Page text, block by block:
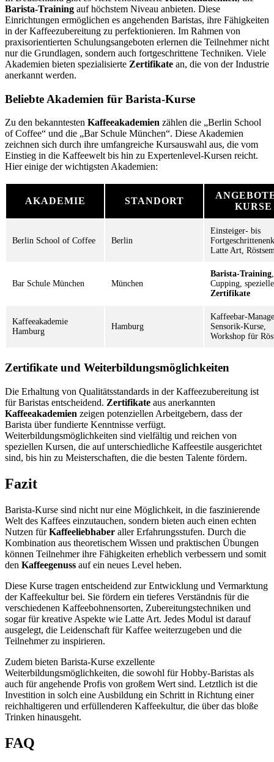
Barista-Training auf höchstem Niveau anbieten. Diese
Einrichtungen ermöglichen es angehenden Baristas, ihre Fähigkeiten
in der Kaffeezubereitung zu perfektionieren. Im Rahmen von
praxisorientierten Schulungsangeboten erlernen die Teilnehmer nicht
nur die Grundlagen, sondern auch fortgeschrittene Techniken. Viele
Akademien bieten spezialisierte Zertifikate an, die von der Industrie
anerkannt werden.
Beliebte Akademien für Barista-Kurse
Zu den bekanntesten Kaffeeakademien zählen die „Berlin School
of Coffee“ und die „Bar Schule München“. Diese Akademien
zeichnen sich durch ihre umfangreiche Kursauswahl aus, die vom
Einstieg in die Kaffeewelt bis hin zu Expertenlevel-Kursen reicht.
Hier einige der wichtigsten Akademien:
AKADEMIE STANDORT
KURSE
Berlin School of Coffee Berlin
Einsteiger- bis
Latte Art,
Bar Schule München München
Barista-Training,
Cupping, spezielle
Zertifikate
Kaffeeakademie
Hamburg
Hamburg
Kaffeebar-
Sensorik-Kurse,
Workshop für
Zertifikate und Weiterbildungsmöglichkeiten
Die Erhaltung von Qualitätsstandards in der Kaffeezubereitung ist
für Baristas entscheidend. Zertifikate aus anerkannten
Kaffeeakademien zeigen potenziellen Arbeitgebern, dass der
Barista über fundierte Kenntnisse verfügt.
Weiterbildungsmöglichkeiten sind vielfältig und reichen von
speziellen Kursen, die auf unterschiedliche Kaffeestile ausgerichtet
sind, bis hin zu Meisterschaften, die die besten Talente fördern.
Fazit
Barista-Kurse sind nicht nur eine Möglichkeit, in die faszinierende
Welt des Kaffees einzutauchen, sondern bieten auch einen echten
Nutzen fürKaffeeliebhaber aller Erfahrungsstufen. Durch die
Kombination aus theoretischem Wissen und praktischen Übungen
können Teilnehmer ihre Fähigkeiten erheblich verbessern und somit
den Kaffeegenuss auf ein neues Level heben.
Diese Kurse tragen entscheidend zur Entwicklung und Vermarktung
der Kaffeekultur bei. Sie fördern ein tieferes Verständnis für die
verschiedenen Kaffeebohnensorten, Zubereitungstechniken und
sogar für kreative Aspekte wie Latte Art. Jedes Modul ist darauf
ausgelegt, die Leidenschaft für Kaffee weiterzugeben und die
Teilnehmer zu inspirieren.
Zudem bieten Barista-Kurse exzellente
Weiterbildungsmöglichkeiten, die sowohl für Hobby-Baristas als
auch für angehende Profis von großem Wert sind. Letztlich ist die
Investition in solch eine Ausbildung ein Schritt in Richtung einer
reichhaltigeren und erfüllenderen Kaffeekultur, die über das bloße
Trinken hinausgeht.
FAQ